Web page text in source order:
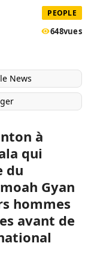
PEOPLE
648vues
News
à
qui
du
Gyan
hommes
avant de